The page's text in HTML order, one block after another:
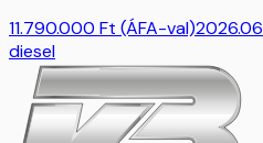
11.790.000 Ft (ÁFA-val)2026.06
diesel